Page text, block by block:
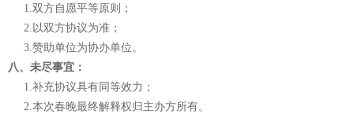
1.双方自愿平等原则；
2.以双方协议为准；
3.赞助单位为协办单位。
八、未尽事宜：
1.补充协议具有同等效力；
2.本次春晚最终解释权归主办方所有。